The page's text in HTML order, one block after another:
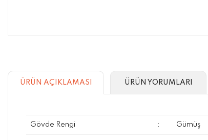
ÜRÜN AÇIKLAMASI ÜRÜN YORUMLARI
Gövde Rengi : Gümüş